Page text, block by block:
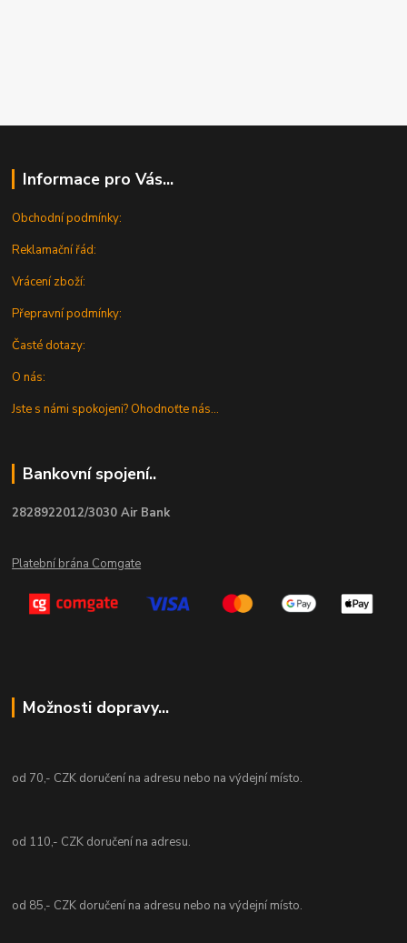
Informace pro Vás...
Obchodní podmínky:
Reklamační řád:
Vrácení zboží:
Přepravní podmínky:
Časté dotazy:
O nás:
Jste s námi spokojeni? Ohodnoťte nás...
Bankovní spojení..
2828922012/3030 Air Bank
Platební brána Comgate
Možnosti dopravy...
od 70,- CZK doručení na adresu nebo na výdejní místo.
od 110,- CZK doručení na adresu.
od 85,- CZK doručení na adresu nebo na výdejní místo.